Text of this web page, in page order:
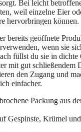
Bei leicht
weil einzelne Eier
hervorbringen können.
bereits geöffnete
wenn sie
füllst du sie in dichte
mit gut schließendem
den Zugang und
einfacher.
Packung aus
Gespinste, Krümel